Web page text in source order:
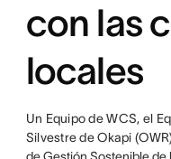
con las
locales
Un Equipo de WCS, el
Silvestre de Okapi
de Gestión Sostenible de